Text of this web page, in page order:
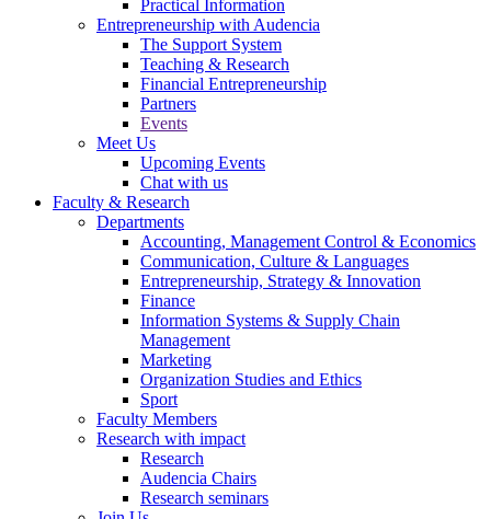
Practical Information
Entrepreneurship with Audencia
The Support System
Teaching & Research
Financial Entrepreneurship
Partners
Events
Meet Us
Upcoming Events
Chat with us
Faculty & Research
Departments
Accounting, Management Control & Economics
Communication, Culture & Languages
Entrepreneurship, Strategy & Innovation
Finance
Information Systems & Supply Chain
Management
Marketing
Organization Studies and Ethics
Sport
Faculty Members
Research with impact
Research
Audencia Chairs
Research seminars